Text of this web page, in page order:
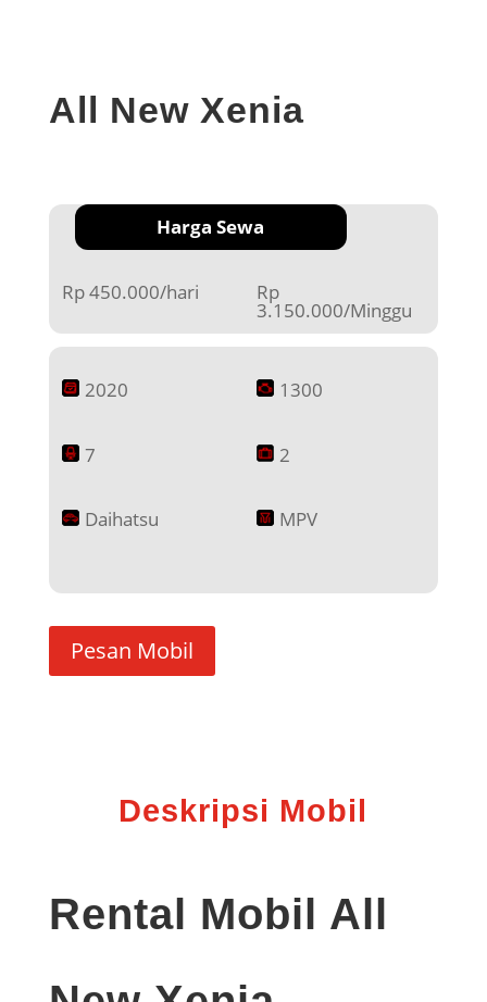
All New Xenia
Harga Sewa
Rp 450.000/hari Rp
3.150.000/Minggu
2020 1300
7 2
Daihatsu MPV
Pesan Mobil
Deskripsi Mobil
Rental Mobil All